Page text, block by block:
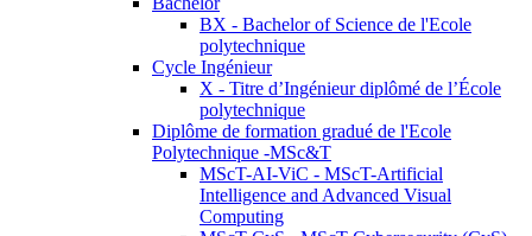
BX - Bachelor of Science de l'Ecole
polytechnique
Cycle Ingénieur
X - Titre d’Ingénieur diplômé de l’École
polytechnique
Diplôme de formation gradué de l'Ecole
Polytechnique -MSc&T
MScT-AI-ViC - MScT-Artificial
Intelligence and Advanced Visual
Computing